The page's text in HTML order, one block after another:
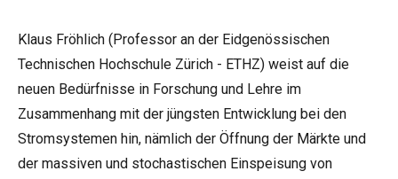
Klaus Fröhlich (Professor an der Eidgenössischen
Technischen Hochschule Zürich - ETHZ) weist auf die
neuen Bedürfnisse in Forschung und Lehre im
Zusammenhang mit der jüngsten Entwicklung bei den
Stromsystemen hin, nämlich der Öffnung der Märkte und
der massiven und stochastischen Einspeisung von